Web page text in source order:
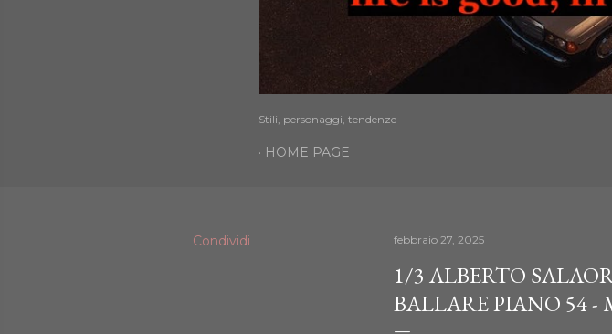
Stili, personaggi, tendenze
HOME PAGE
Condividi febbraio 27, 2025
1/3 ALBERTO
BALLARE PIANO 54